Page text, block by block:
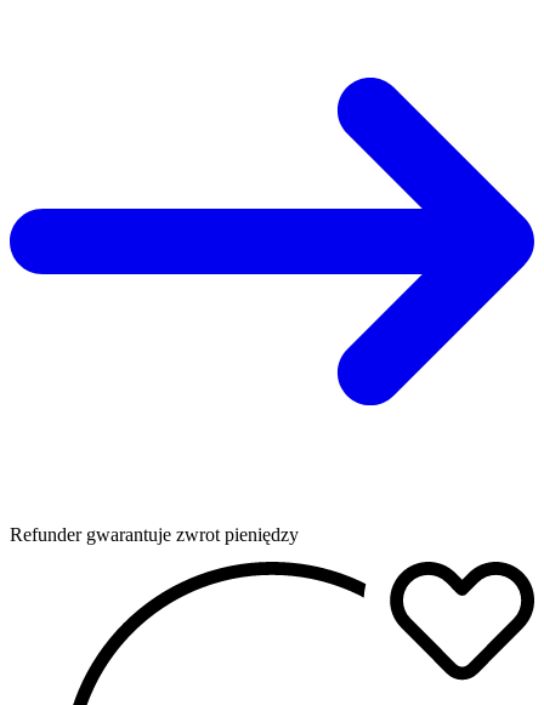
Refunder gwarantuje zwrot pieniędzy